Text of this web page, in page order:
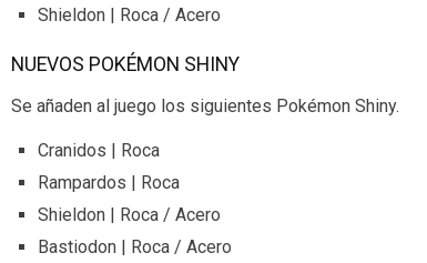
Shieldon | Roca / Acero
NUEVOS POKÉMON SHINY
Se añaden al juego los siguientes Pokémon Shiny.
Cranidos | Roca
Rampardos | Roca
Shieldon | Roca / Acero
Bastiodon | Roca / Acero